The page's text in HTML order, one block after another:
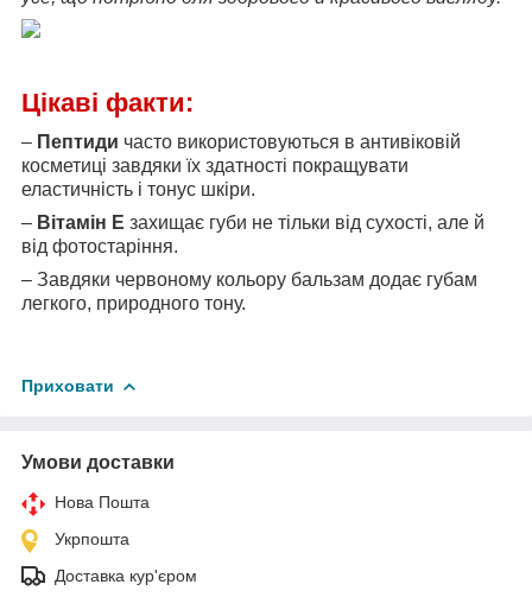
Цікаві факти:
– Пептиди часто використовуються в антивіковій
косметиці завдяки їх здатності покращувати
еластичність і тонус шкіри.
– Вітамін Е захищає губи не тільки від сухості, але й
від фотостаріння.
– Завдяки червоному кольору бальзам додає губам
легкого, природного тону.
Приховати
Умови доставки
Нова Пошта
Укрпошта
Доставка кур'єром